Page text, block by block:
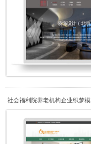
社会福利院养老机构企业织梦模